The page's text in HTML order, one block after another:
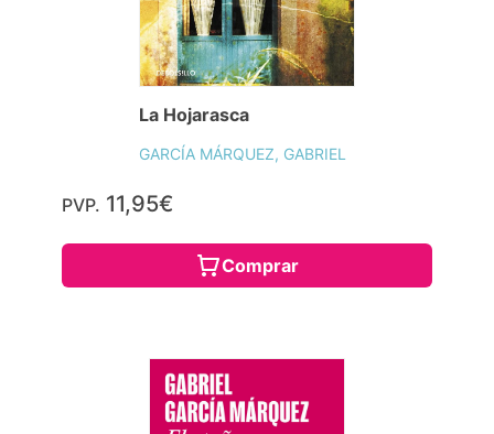
La Hojarasca
GARCÍA MÁRQUEZ, GABRIEL
PVP. 11,95€
Comprar